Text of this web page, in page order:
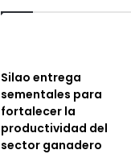
Silao entrega
sementales para
fortalecer la
productividad del
sector ganadero